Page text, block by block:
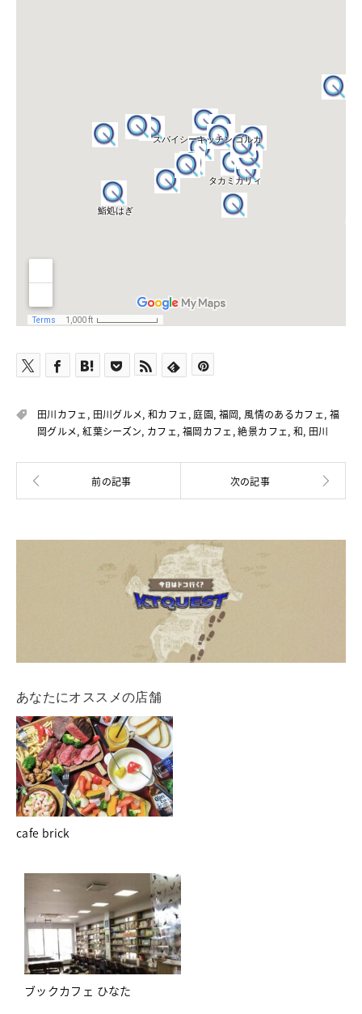
田川カフェ , 田川グルメ,和カフェ , 庭園, 福岡, 風情のあるカフェ, 福
岡グルメ,紅葉シーズン, カフェ, 福岡カフェ ,絶景カフェ,和, 田川
あなたにオススメの店舗
cafe brick
ブックカフェ ひなた